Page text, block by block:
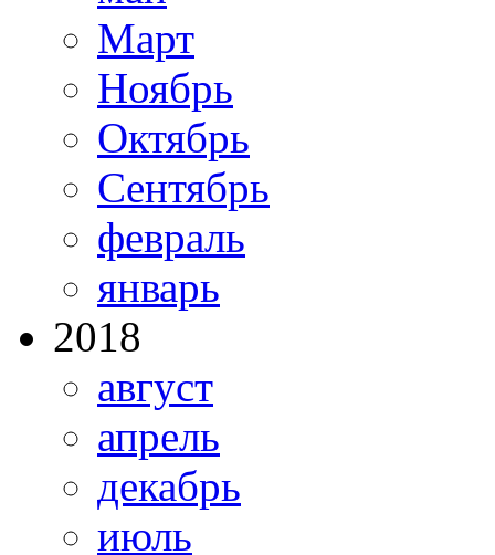
Март
Ноябрь
Октябрь
Сентябрь
февраль
январь
2018
август
апрель
декабрь
июль